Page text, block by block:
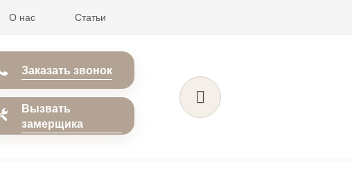
О нас Статьи
Заказать звонок
Вызвать
замерщика